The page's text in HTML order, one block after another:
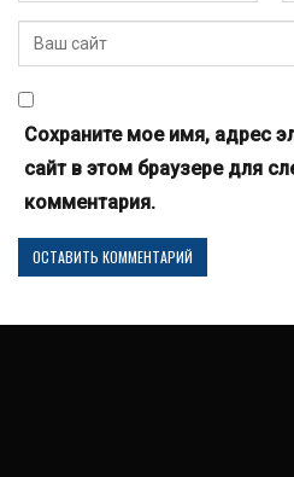
Сохраните мое имя, адрес
сайт в этом браузере для
комментария.